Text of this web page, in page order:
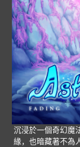
沉浸於一個奇幻魔
緣，也暗藏著不為